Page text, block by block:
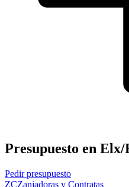
Presupuesto en Elx/
Pedir presupuesto
ZCZanjadoras y Contratas